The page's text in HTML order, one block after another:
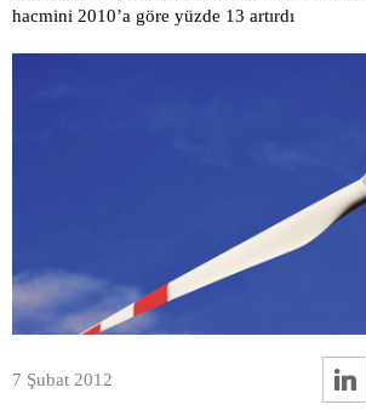
hacmini 2010’a göre yüzde 13 artırdı
7 Şubat 2012